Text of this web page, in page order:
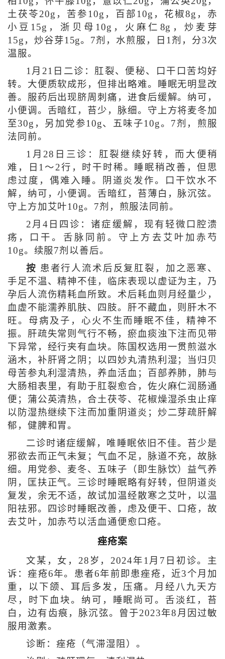
土茯苓20g，苦参10g，百部10g，花椒8g，赤
小豆15g，浙贝母10g，火麻仁8g，炒麦芽
15g，炒谷芽15g。7剂，水煎服，日1剂，分3次
温服。
1月21日二诊：肛裂、便秘、口干口苦均好
转。大便质软成形，但排出略难。睡眠无明显改
善。服药后出现脐周刺痛，进食后缓解。纳可，
小便调。舌暗红，苔少，脉细。守上方将麦冬加
至30g，另加党参10g、五味子10g。7剂，煎服
法同前。
1月28日三诊：肛裂继续好转，而大便稍
难，日1～2行，时干时稀。睡眠稍改善，但思
虑过度，偶难入睡。阴道炎发作。口干饮水不
解，纳可，小便调。舌暗红，苔薄白，脉沉弦。
守上方加艾叶10g。7剂，煎服法同前。
2月4日四诊：诸症缓解，现有轻微口腔溃
疡，口干。舌脉同前。守上方去艾叶加赤芍
10g。续服7剂以善后。
按 患者行人流术后反复肛裂，加之恶寒、
手足不温、精神不佳，临床表现以虚证为主，乃
孕后人流伤精耗血所致。术后耗血则月经量少，
血虚不能濡养肌肤、四肢。肝不藏血，则肝木不
旺。母病及子，心火不生而睡眠不佳，精神不
振。肝疏失常则气行不畅，瘀血痰浊下注而见带
下异常，经行夹有血块。陈国权选用一贯煎滋水
涵木，补肝肾之阴；以四妙丸清热利湿；当归贝
母苦参丸利湿清热，养血活血；百部养肺，肺与
大肠相表里，有助于肛裂愈合，佐火麻仁润肠通
便；蒲公英清热，合土茯苓、花椒燥湿杀虫止痒
以防湿热继续下注而加重阴道炎；炒二芽疏肝解
郁，健脾和胃。
二诊时诸症缓解，唯睡眠依旧不佳。苔少是
邪欲去而正气未复；气血不足，脉道不充，故脉
细。用党参、麦冬、五味子（即生脉饮）益气养
阴，匡扶正气。三诊时睡眠略有好转，但阴道炎
复发，余无不适，故试加温经散寒之艾叶，以温
阳祛邪。四诊时睡眠改善，虑及便干、口疮，故
去艾叶，加赤芍以活血通便愈口疮。
痤疮案
文某，女，28岁，2024年1月7日初诊。主
诉：痤疮6年。患者6年前即患痤疮，近3个月加
重，以下颌、耳后多发，压痛。月经八九天方
尽，时下血块。纳可，睡眠尚可。舌淡红，苔
白，边有齿痕，脉沉弦。曾于2023年8月因过敏
服用激素。
诊断：痤疮（气滞湿阻）。